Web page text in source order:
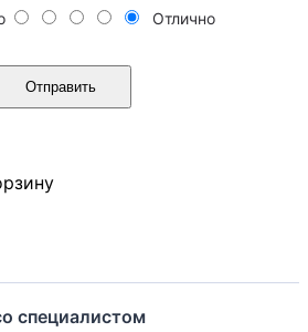
Отлично
Отправить
специалистом